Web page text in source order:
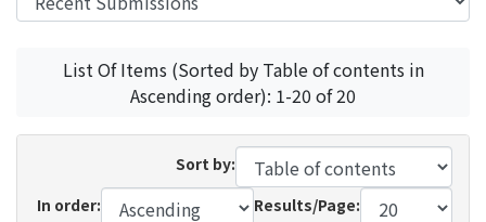
List Of Items (Sorted by Table of contents in
Ascending order): 1-20 of 20
Sort by:
In order:
Results/Page: